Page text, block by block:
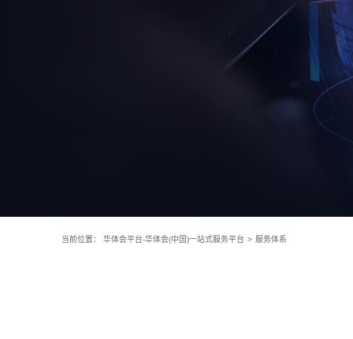
当前位置： 华体会平台-华体会(中国)一站式服务平台 > 服务体系